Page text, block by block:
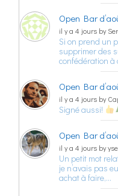
Open Bar
il y a 4 jours by
Si on prend un
supprimer des
confédération à
Open Bar
il y a 4 jours by
Signé aussi!
Open Bar
il y a 4 jours by
Un petit mot
je n’avais pas
achat à faire,…